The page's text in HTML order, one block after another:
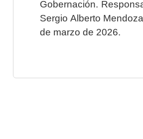
Gobernación.
Sergio Alberto
de marzo de 2026.